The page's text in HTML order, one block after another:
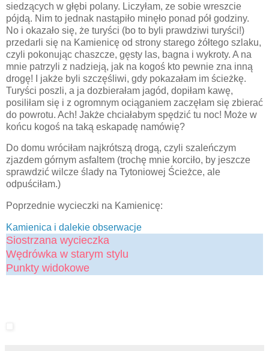
siedzących w głębi polany. Liczyłam, ze sobie wreszcie
pójdą. Nim to jednak nastąpiło minęło ponad pół godziny.
No i okazało się, że turyści (bo to byli prawdziwi turyści!)
przedarli się na Kamienicę od strony starego żółtego szlaku,
czyli pokonując chaszcze, gęsty las, bagna i wykroty. A na
mnie patrzyli z nadzieją, jak na kogoś kto pewnie zna inną
drogę! I jakże byli szczęśliwi, gdy pokazałam im ścieżkę.
Turyści poszli, a ja dozbierałam jagód, dopiłam kawę,
posiliłam się i z ogromnym ociąganiem zaczęłam się zbierać
do powrotu. Ach! Jakże chciałabym spędzić tu noc! Może w
końcu kogoś na taką eskapadę namówię?
Do domu wróciłam najkrótszą drogą, czyli szaleńczym
zjazdem górnym asfaltem (trochę mnie korciło, by jeszcze
sprawdzić wilcze ślady na Tytoniowej Ścieżce, ale
odpuściłam.)
Poprzednie wycieczki na Kamienicę:
Kamienica i dalekie obserwacje
Siostrzana wycieczka
Wędrówka w starym stylu
Punkty widokowe